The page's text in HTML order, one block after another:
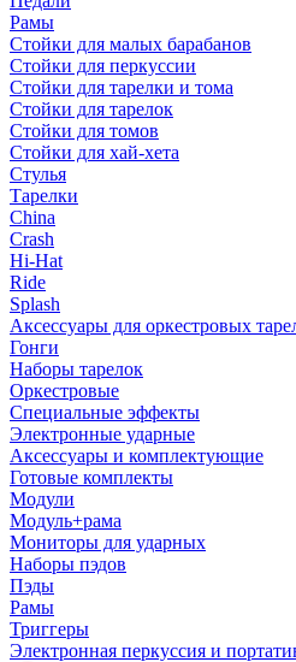
Рамы
Стойки для малых барабанов
Стойки для перкуссии
Стойки для тарелки и тома
Стойки для тарелок
Стойки для томов
Стойки для хай-хета
Стулья
Тарелки
China
Crash
Hi-Hat
Ride
Splash
Аксессуары для оркестровых
Гонги
Наборы тарелок
Оркестровые
Специальные эффекты
Электронные ударные
Аксессуары и комплектующие
Готовые комплекты
Модули
Модуль+рама
Мониторы для ударных
Наборы пэдов
Пэды
Рамы
Триггеры
Электронная перкуссия и